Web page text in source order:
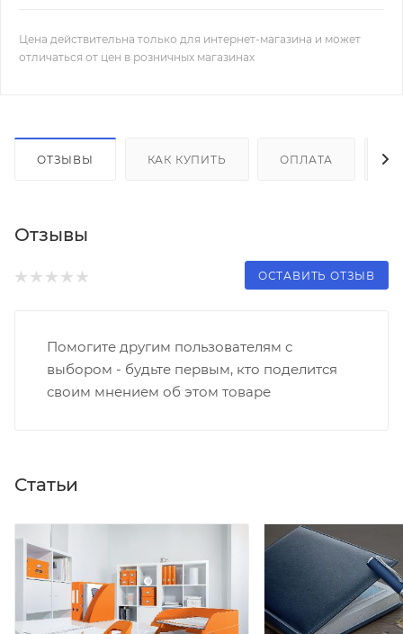
Цена действительна только для интернет-магазина и может
отличаться от цен в розничных магазинах
ОТЗЫВЫ КАК КУПИТЬ ОПЛАТА
Отзывы
ОСТАВИТЬ ОТЗЫВ
Помогите другим пользователям с
выбором - будьте первым, кто поделится
своим мнением об этом товаре
Статьи